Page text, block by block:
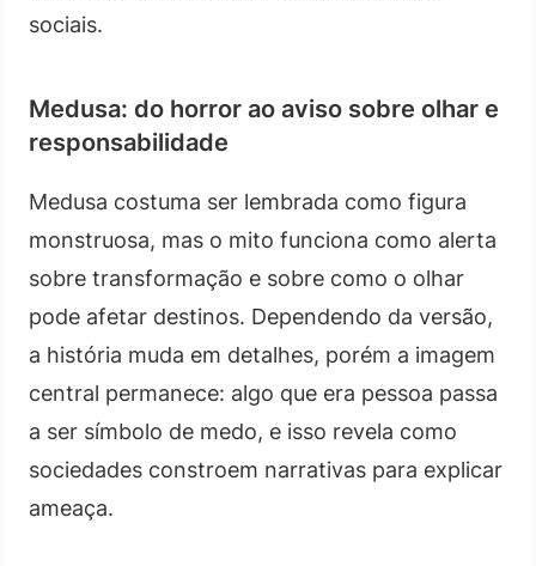
sociais.
Medusa: do horror ao aviso sobre olhar e
responsabilidade
Medusa costuma ser lembrada como figura
monstruosa, mas o mito funciona como alerta
sobre transformação e sobre como o olhar
pode afetar destinos. Dependendo da versão,
a história muda em detalhes, porém a imagem
central permanece: algo que era pessoa passa
a ser símbolo de medo, e isso revela como
sociedades constroem narrativas para explicar
ameaça.